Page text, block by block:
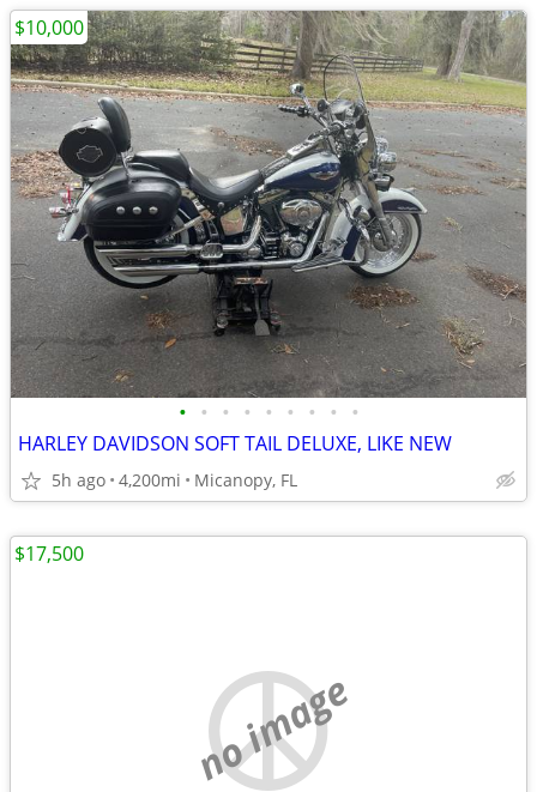
• • • • • • • • •
HARLEY DAVIDSON SOFT TAIL DELUXE, LIKE NEW
5h ago 4,200mi Micanopy, FL
$10,000
no image
$17,500